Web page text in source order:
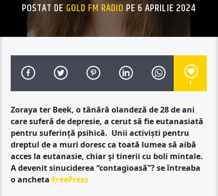
POSTAT DEGOLD FM RADIOPE 6 APRILIE 2024
1
Zoraya ter Beek, o tânără olandeză de 28 de ani
care suferă de depresie, a cerut să fie eutanasiată
pentru suferință psihică. Unii activiști pentru
dreptul de a muri doresc ca toată lumea să aibă
acces la eutanasie, chiar și tinerii cu boli mintale.
A devenit sinuciderea “contagioasă”? se întreaba
o ancheta FreePress